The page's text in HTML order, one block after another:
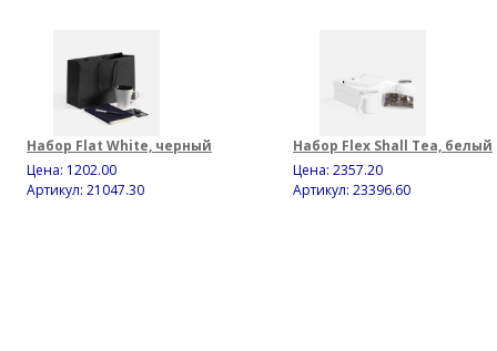
Набор Flat White, черный
Цена: 1202.00
Артикул: 21047.30
Набор Flex Shall Tea, белый
Цена: 2357.20
Артикул: 23396.60